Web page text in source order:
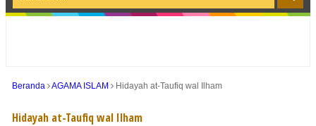
Beranda AGAMA ISLAM Hidayah at-Taufiq wal Ilham
Hidayah at-Taufiq wal Ilham